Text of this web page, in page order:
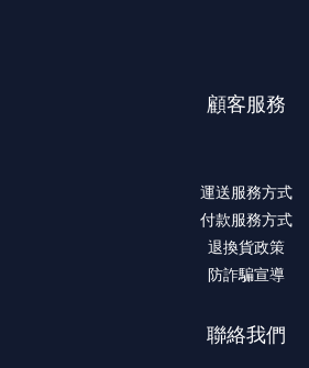
顧客服務
運送服務方式
付款服務方式
退換貨政策
防詐騙宣導
聯絡我們